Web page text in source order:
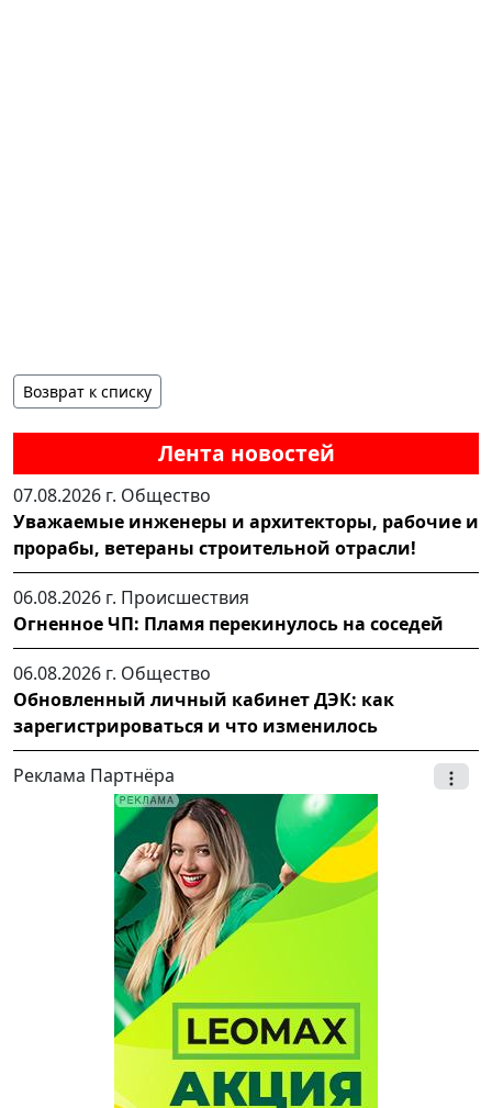
Лента новостей
07.08.2026 г. Общество
Уважаемые инженеры и архитекторы, рабочие и
прорабы, ветераны строительной отрасли!
06.08.2026 г. Происшествия
Огненное ЧП: Пламя перекинулось на соседей
06.08.2026 г. Общество
Обновленный личный кабинет ДЭК: как
зарегистрироваться и что изменилось
Реклама Партнёра
Возврат к списку